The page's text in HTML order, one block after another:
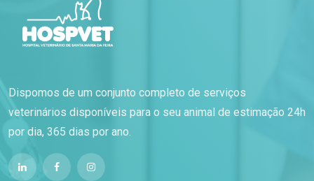
Dispomos de um conjunto completo de serviços
veterinários disponíveis para o seu animal de estimação 24h
por dia, 365 dias por ano.